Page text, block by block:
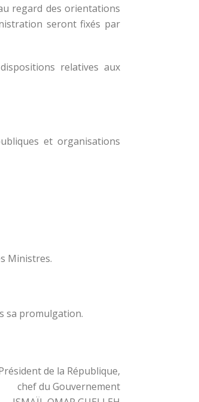
regard des orientations
seront fixés par
relatives aux
et organisations
Ministres.
sa promulgation.
de la République,
chef du Gouvernement